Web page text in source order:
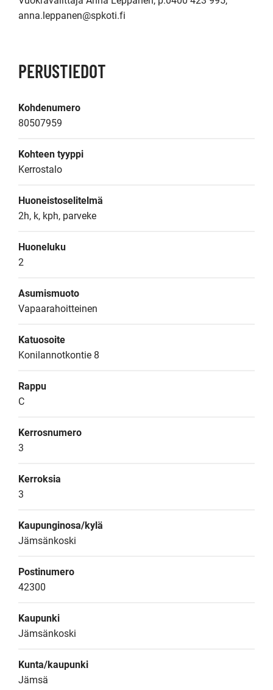
anna.leppanen@spkoti.fi
PERUSTIEDOT
Kohdenumero
80507959
Kohteen tyyppi
Kerrostalo
Huoneistoselitelmä
2h, k, kph, parveke
Huoneluku
2
Asumismuoto
Vapaarahoitteinen
Katuosoite
Konilannotkontie 8
Rappu
C
Kerrosnumero
3
Kerroksia
3
Kaupunginosa/kylä
Jämsänkoski
Postinumero
42300
Kaupunki
Jämsänkoski
Kunta/kaupunki
Jämsä